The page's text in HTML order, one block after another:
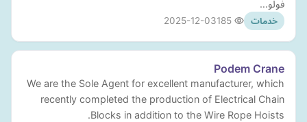
فولو…
خدمات 2025-12-03
Podem Crane
We are the Sole Agent for excellent manufacturer, which
recently completed the production of Electrical Chain
Blocks in addition to the Wire Rope Hoists.